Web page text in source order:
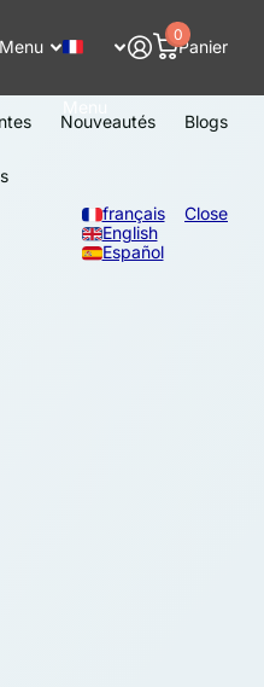
Menu Panier
0
Nouveautés Blogs
français
English
Español
Close